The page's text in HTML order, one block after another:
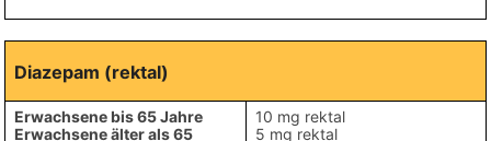
Diazepam (rektal)
Erwachsene bis 65 Jahre
Erwachsene älter als 65
10 mg rektal
5 mg rektal